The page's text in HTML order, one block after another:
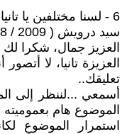
6 - لسنا مختلفين يا تانيا
سيد درويش ( 2009 / 8 / 26 - 19:22 )
العزيز جمال، شكرا
العزيزة تانيا، لا
تعليقك..
أسمعي ...لننظر إلى
الموضوع هام
استمرار الموضوع